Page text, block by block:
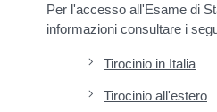
Per l'accesso all'Esame di
informazioni consultare i
Tirocinio in Italia
Tirocinio all'estero